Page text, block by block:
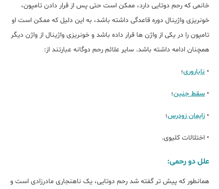
خانمی که رحم دوتایی دارد، ممکن است حتی پس از قرار دادن تامپون،
خونریزی واژینال دوره قاعدگی داشته باشد، به این دلیل که ممکن است او
تامپون را در یکی از واژن ها قرار داده باشد و خونریزی واژینال از واژن دیگر
همچنان ادامه داشته باشد. سایر علائم رحم دوگانه عبارتند از:
• ناباروری؛
• سقط جنین؛
• زایمان زودرس؛
• اختلالات کلیوی.
علل دو رحمی:
همانطور که پیش تر گفته شد رحم دوتایی، یک ناهنجاری مادرزادی است و